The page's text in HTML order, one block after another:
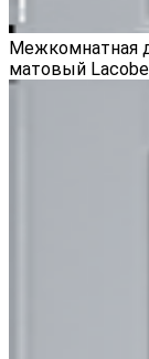
Межкомнатная
матовый